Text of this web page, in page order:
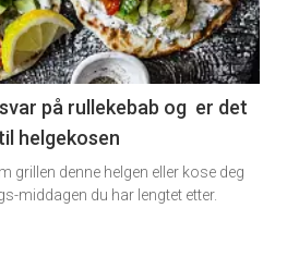
på rullekebab og er det
helgekosen
grillen denne helgen eller kose deg
middagen du har lengtet etter.